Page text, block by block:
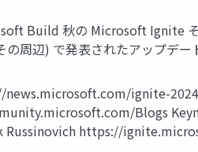
Build 秋の Microsoft Ignite
周辺) で発表されたアップデ
news.microsoft.com/ignite-
Blogs
https://